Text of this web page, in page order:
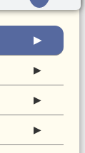
▶
▶
▶
▶